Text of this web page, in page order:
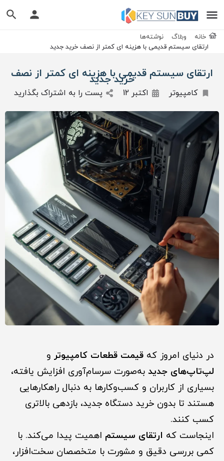
خانه وبلاگ
نوشته‌ها
ارتقای سیستم قدیمی با هزینه ای کمتر از نصف خرید جدید
ارتقای سیستم قدیمی با هزینه ای کمتر از نصف
خرید جدید
کامپیوتر اکتبر 12 پست را به اشتراک بگذارید
در دنیای امروز که قیمت قطعات کامپیوتر و
لپ‌تاپ‌های جدید به‌صورت سرسام‌آوری افزایش یافته،
بسیاری از کاربران و کسب‌وکارها به دنبال راهکارهایی
هستند تا بدون خرید دستگاه جدید، بازدهی بالاتری
کسب کنند.
اینجاست که ارتقای سیستم اهمیت پیدا می‌کند. با
کمی بررسی دقیق و مشورت با متخصصان سخت‌افزار،